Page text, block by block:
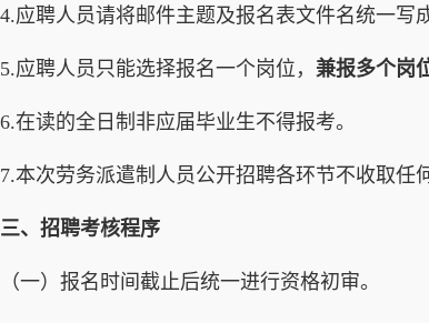
4.应聘人员请将邮件主题及报名表文件名统一写
5.应聘人员只能选择报名一个岗位， 兼报多个岗
6.在读的全日制非应届毕业生不得报考。
7.本次劳务派遣制人员公开招聘各环节不收取任
三、招聘考核程序
（一）报名时间截止后统一进行资格初审。